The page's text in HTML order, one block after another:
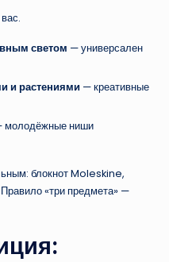
светом — универсален
и растениями — креативные
ниши
блокнот Moleskine,
«три предмета» —